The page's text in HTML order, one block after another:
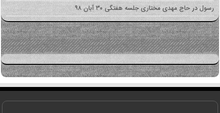
درحاج مهدی مختاری جلسه هفتگی ۳۰ آبان ۹۸